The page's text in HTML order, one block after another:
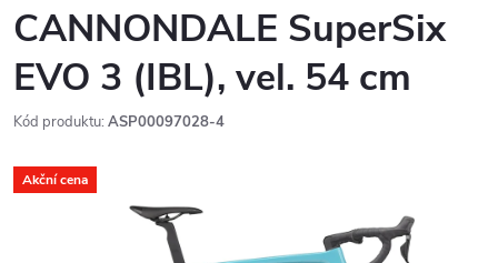
CANNONDALE SuperSix
EVO 3 (IBL), vel. 54 cm
Kód produktu: ASP00097028-4
Akční cena